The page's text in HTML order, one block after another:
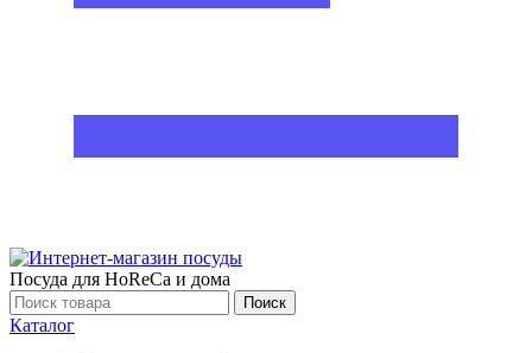
Посуда для HoReCa и дома
Поиск
Каталог